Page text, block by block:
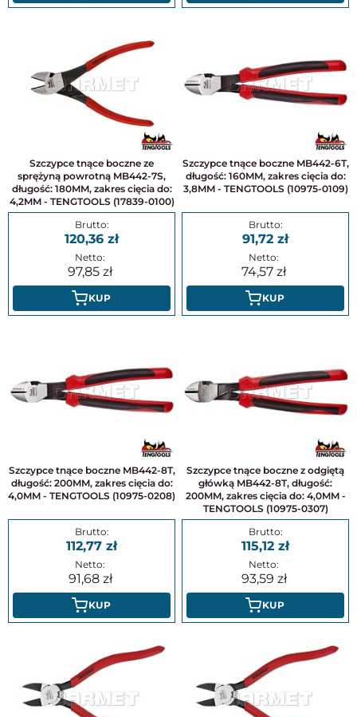
Szczypce tnące boczne ze
sprężyną powrotną MB442-7S,
długość: 180MM, zakres cięcia do:
4,2MM - TENGTOOLS (17839-0100)
120,36
97,85
KUP
Szczypce tnące boczne MB442-6T,
długość: 160MM, zakres cięcia do:
3,8MM - TENGTOOLS (10975-0109)
91,72
74,57
KUP
Szczypce tnące boczne MB442-8T,
długość: 200MM, zakres cięcia do:
4,0MM - TENGTOOLS (10975-0208)
112,77
91,68
KUP
Szczypce tnące boczne z odgiętą
główką MB442-8T, długość:
200MM, zakres cięcia do: 4,0MM -
TENGTOOLS (10975-0307)
115,12
93,59
KUP